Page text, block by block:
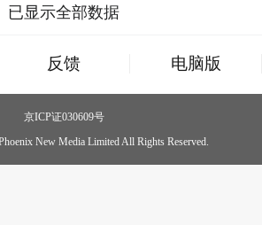
已显示全部数据
反馈 电脑版
京ICP证030609号
New Media Limited All Rights Reserved.